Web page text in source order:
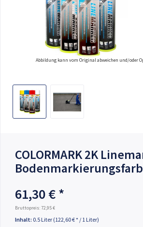
Abbildung kann vom Original abweichen und/oder
COLORMARK 2K
61,30 € *
Bruttopreis: 72,95 €
Inhalt: 0.5 Liter (122,60 € * / 1 Liter)